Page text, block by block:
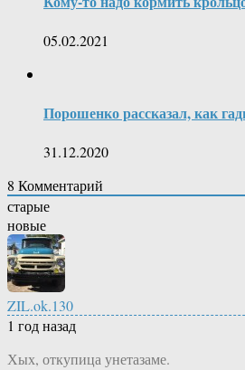
05.02.2021
Порошенко рассказал, как
31.12.2020
8 Комментарий
старые
новые
ZIL.ok.130
1 год назад
Хых, откупица унетазаме.